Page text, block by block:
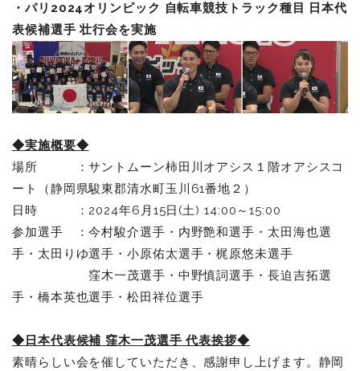
・パリ2024オリンピック 自転車競技トラック種目 日本代
表候補選手 壮行会を実施
◆実施概要◆
場所 ：サントムーン柿田川オアシス１階オアシスコ
ート（静岡県駿東郡清水町玉川61番地２）
日時 ：2024年6月15日(土) 14:00～15:00
参加選手 ：今村駿介選手・内野艶和選手・太田海也選
手・太田りゆ選手・小原佑太選手・梶原悠未選手
窪木一茂選手・中野慎詞選手・長迫吉拓選
手・橋本英也選手・松田祥位選手
◆日本代表候補 窪木一茂選手 代表挨拶◆
素晴らしい会を催していただき、感謝申し上げます。静岡